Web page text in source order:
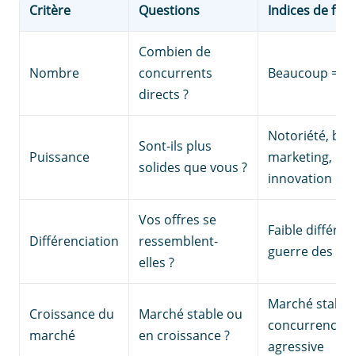
Critère Questions Indices de
Nombre
Combien de
concurrents
directs ?
Beaucoup =
Puissance
Sont-ils plus
solides que vous ?
Notoriété,
marketing,
innovation
Différenciation
Vos offres se
ressemblent-
elles ?
Faible
guerre des
Croissance du
marché
Marché stable ou
en croissance ?
Marché stable
concurrence
agressive